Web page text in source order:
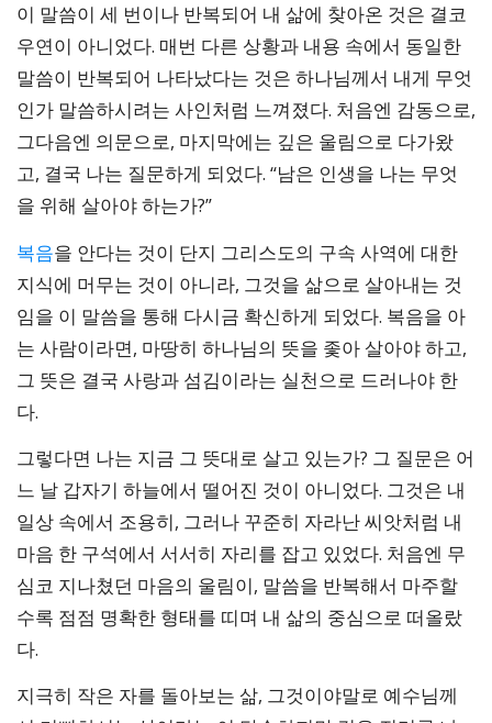
이 말씀이 세 번이나 반복되어 내 삶에 찾아온 것은 결코
우연이 아니었다. 매번 다른 상황과 내용 속에서 동일한
말씀이 반복되어 나타났다는 것은 하나님께서 내게 무엇
인가 말씀하시려는 사인처럼 느껴졌다. 처음엔 감동으로,
그다음엔 의문으로, 마지막에는 깊은 울림으로 다가왔
고, 결국 나는 질문하게 되었다. “남은 인생을 나는 무엇
을 위해 살아야 하는가?”
복음을 안다는 것이 단지 그리스도의 구속 사역에 대한
지식에 머무는 것이 아니라, 그것을 삶으로 살아내는 것
임을 이 말씀을 통해 다시금 확신하게 되었다. 복음을 아
는 사람이라면, 마땅히 하나님의 뜻을 좇아 살아야 하고,
그 뜻은 결국 사랑과 섬김이라는 실천으로 드러나야 한
다.
그렇다면 나는 지금 그 뜻대로 살고 있는가? 그 질문은 어
느 날 갑자기 하늘에서 떨어진 것이 아니었다. 그것은 내
일상 속에서 조용히, 그러나 꾸준히 자라난 씨앗처럼 내
마음 한 구석에서 서서히 자리를 잡고 있었다. 처음엔 무
심코 지나쳤던 마음의 울림이, 말씀을 반복해서 마주할
수록 점점 명확한 형태를 띠며 내 삶의 중심으로 떠올랐
다.
지극히 작은 자를 돌아보는 삶, 그것이야말로 예수님께